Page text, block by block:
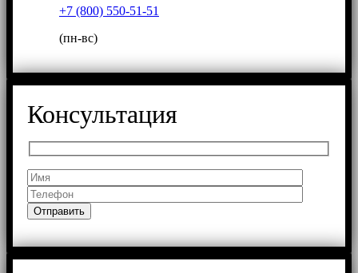
+7 (800) 550-51-51
(пн-вс)
Консультация